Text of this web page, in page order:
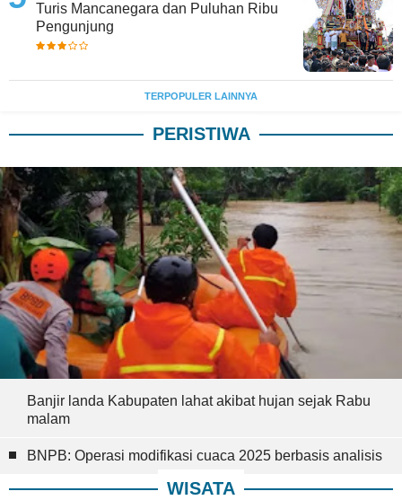
Turis Mancanegara dan Puluhan Ribu
Pengunjung
TERPOPULER LAINNYA
PERISTIWA
Banjir landa Kabupaten lahat akibat hujan sejak Rabu
malam
BNPB: Operasi modifikasi cuaca 2025 berbasis analisis
WISATA